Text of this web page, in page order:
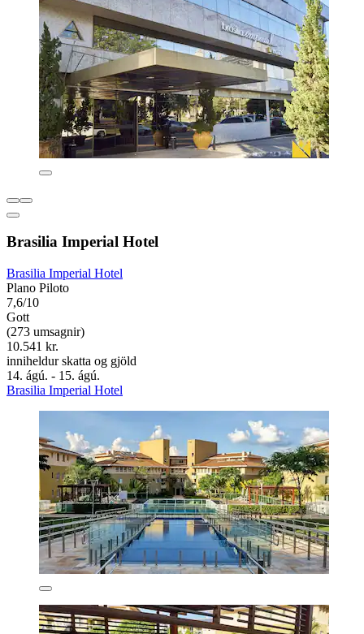
Brasilia Imperial Hotel
Brasilia Imperial Hotel
Plano Piloto
7,6/10
Gott
(273 umsagnir)
10.541 kr.
inniheldur skatta og gjöld
14. ágú. - 15. ágú.
Brasilia Imperial Hotel